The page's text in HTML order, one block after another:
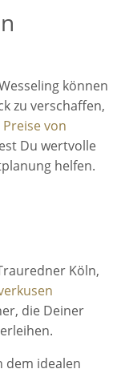
können
zu verschaffen,
von
Du wertvolle
helfen.
Köln,
die Deiner
dem idealen